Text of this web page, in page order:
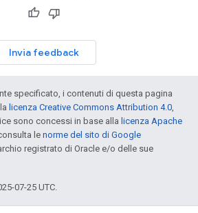
Invia feedback
specificato, i contenuti di questa pagina
licenza Creative Commons Attribution 4.0,
sono concessi in base alla licenza Apache
le norme del sito di Google
registrato di Oracle e/o delle sue
07-25 UTC.